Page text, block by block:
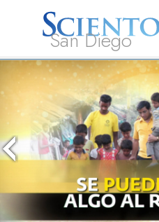
San Diego
Acerca de
Nosotros
L. Ronald
Hubbard
¿Qué es
Scientology?